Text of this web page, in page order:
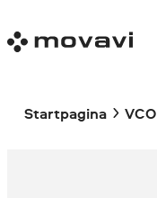
Startpagina VCO